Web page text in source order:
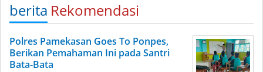
berita Rekomendasi
Polres Pamekasan Goes To Ponpes,
Berikan Pemahaman Ini pada Santri
Bata-Bata